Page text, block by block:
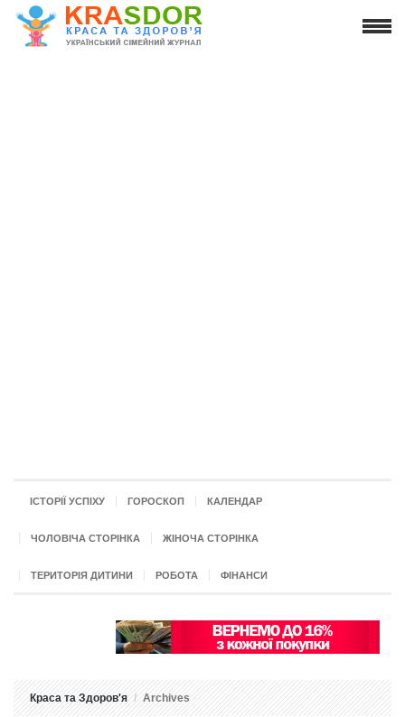
ІСТОРІЇ УСПІХУ ГОРОСКОП КАЛЕНДАР
ЧОЛОВІЧА СТОРІНКА ЖІНОЧА СТОРІНКА
ТЕРИТОРІЯ ДИТИНИ РОБОТА ФІНАНСИ
Краса та Здоров'я Archives